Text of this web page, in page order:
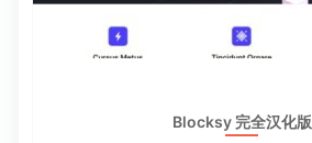
Blocksy 完全汉化版